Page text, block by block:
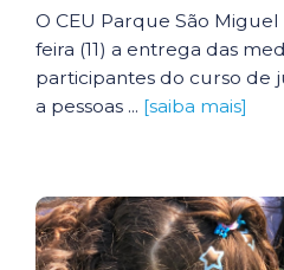
O CEU Parque São
feira (11) a entrega das
participantes do curso de
a pessoas ... [saiba mais]